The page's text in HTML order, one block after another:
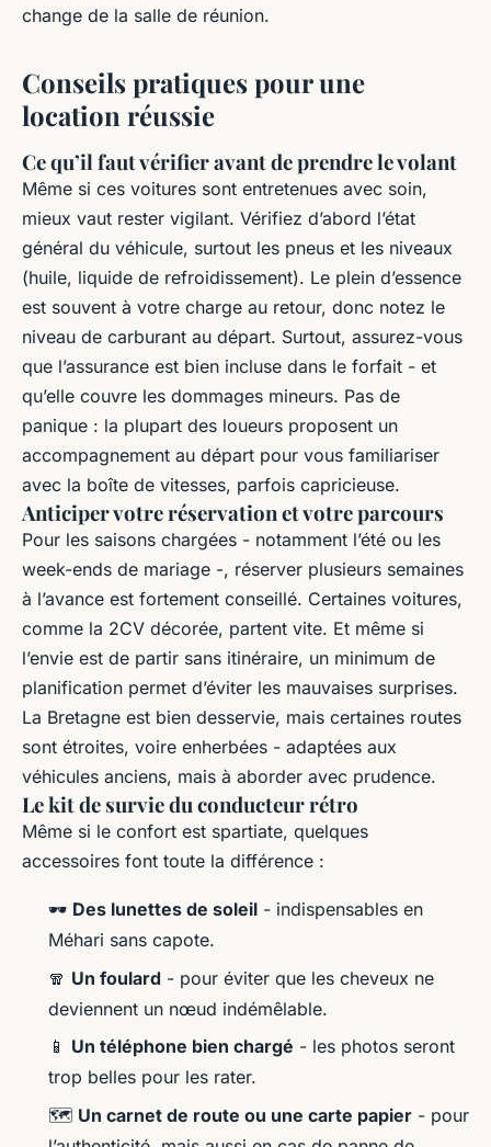
change de la salle de réunion.
Conseils pratiques pour une
location réussie
Ce qu’il faut vérifier avant de prendre le volant
Même si ces voitures sont entretenues avec soin,
mieux vaut rester vigilant. Vérifiez d’abord l’état
général du véhicule, surtout les pneus et les niveaux
(huile, liquide de refroidissement). Le plein d’essence
est souvent à votre charge au retour, donc notez le
niveau de carburant au départ. Surtout, assurez-vous
que l’assurance est bien incluse dans le forfait - et
qu’elle couvre les dommages mineurs. Pas de
panique : la plupart des loueurs proposent un
accompagnement au départ pour vous familiariser
avec la boîte de vitesses, parfois capricieuse.
Anticiper votre réservation et votre parcours
Pour les saisons chargées - notamment l’été ou les
week-ends de mariage -, réserver plusieurs semaines
à l’avance est fortement conseillé. Certaines voitures,
comme la 2CV décorée, partent vite. Et même si
l’envie est de partir sans itinéraire, un minimum de
planification permet d’éviter les mauvaises surprises.
La Bretagne est bien desservie, mais certaines routes
sont étroites, voire enherbées - adaptées aux
véhicules anciens, mais à aborder avec prudence.
Le kit de survie du conducteur rétro
Même si le confort est spartiate, quelques
accessoires font toute la différence :
🕶️ Des lunettes de soleil - indispensables en
Méhari sans capote.
🧣 Un foulard - pour éviter que les cheveux ne
deviennent un nœud indémêlable.
📱 Un téléphone bien chargé - les photos seront
trop belles pour les rater.
🗺️ Un carnet de route ou une carte papier - pour